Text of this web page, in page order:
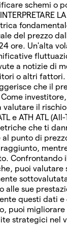
schemi o
LA
del prezzo
ore. Un'alta
a notizie di
o altri
che il
il
e ATH ATL (All-
che ti
al punto di
Confrontando
puoi valutare
alle sue
questi dati
puoi
strategici nel